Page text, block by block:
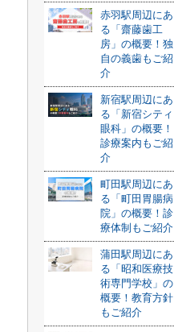
赤羽駅周辺にあ
る「齋藤歯工
房」の概要！独
自の義歯もご紹
介
新宿駅周辺にあ
る「新宿シティ
眼科」の概要！
診療案内もご紹
介
町田駅周辺にあ
る「町田胃腸病
院」の概要！診
療体制もご紹介
蒲田駅周辺にあ
る「昭和医療技
術専門学校」の
概要！教育方針
もご紹介